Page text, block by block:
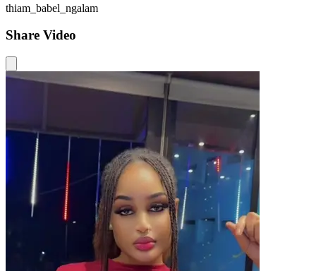
thiam_babel_ngalam
Share Video